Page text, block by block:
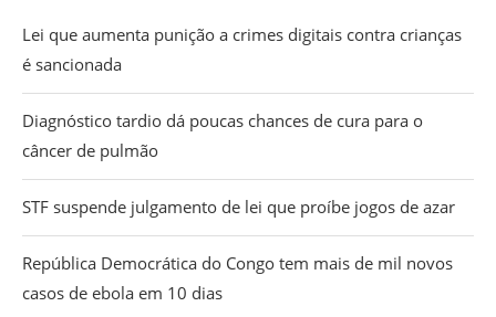
Lei que aumenta punição a crimes digitais contra crianças
é sancionada
Diagnóstico tardio dá poucas chances de cura para o
câncer de pulmão
STF suspende julgamento de lei que proíbe jogos de azar
República Democrática do Congo tem mais de mil novos
casos de ebola em 10 dias